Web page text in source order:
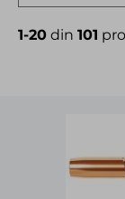
1-20 din 101